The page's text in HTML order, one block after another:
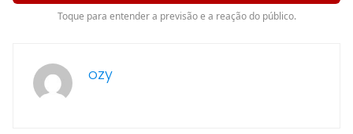
Toque para entender a previsão e a reação do público.
ozy